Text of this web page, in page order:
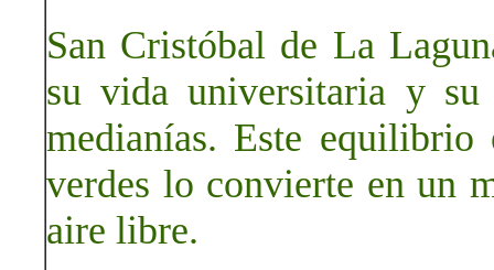
San Cristóbal de La
su vida universitaria y
medianías. Este
verdes lo convierte en un
aire libre.